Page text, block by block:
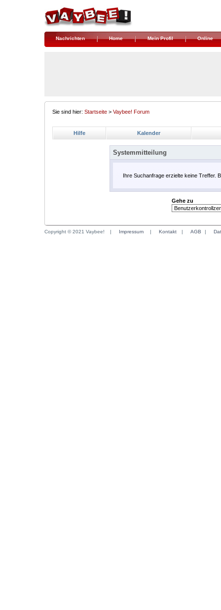
Nachrichten Home Mein Profil Online
Sie sind hier: Startseite > Vaybee! Forum
Hilfe Kalender
Systemmitteilung
Ihre Suchanfrage erzielte keine Treffer.
Gehe zu
Copyright © 2021 Vaybee! | Impressum | Kontakt | AGB |